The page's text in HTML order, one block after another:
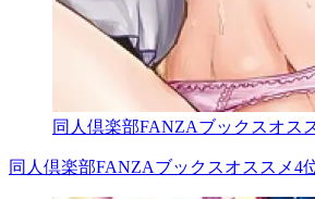
同人倶楽部FANZAブックスオス
同人倶楽部FANZAブックスオススメ4